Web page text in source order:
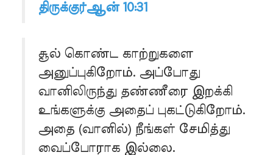
திருக்குர்ஆன் 10:31
சூல் கொண்ட காற்றுகளை
அனுப்புகிறோம். அப்போது
வானிலிருந்து தண்ணீரை இறக்கி
உங்களுக்கு அதைப் புகட்டுகிறோம்.
அதை (வானில்) நீங்கள் சேமித்து
வைப்போராக இல்லை.